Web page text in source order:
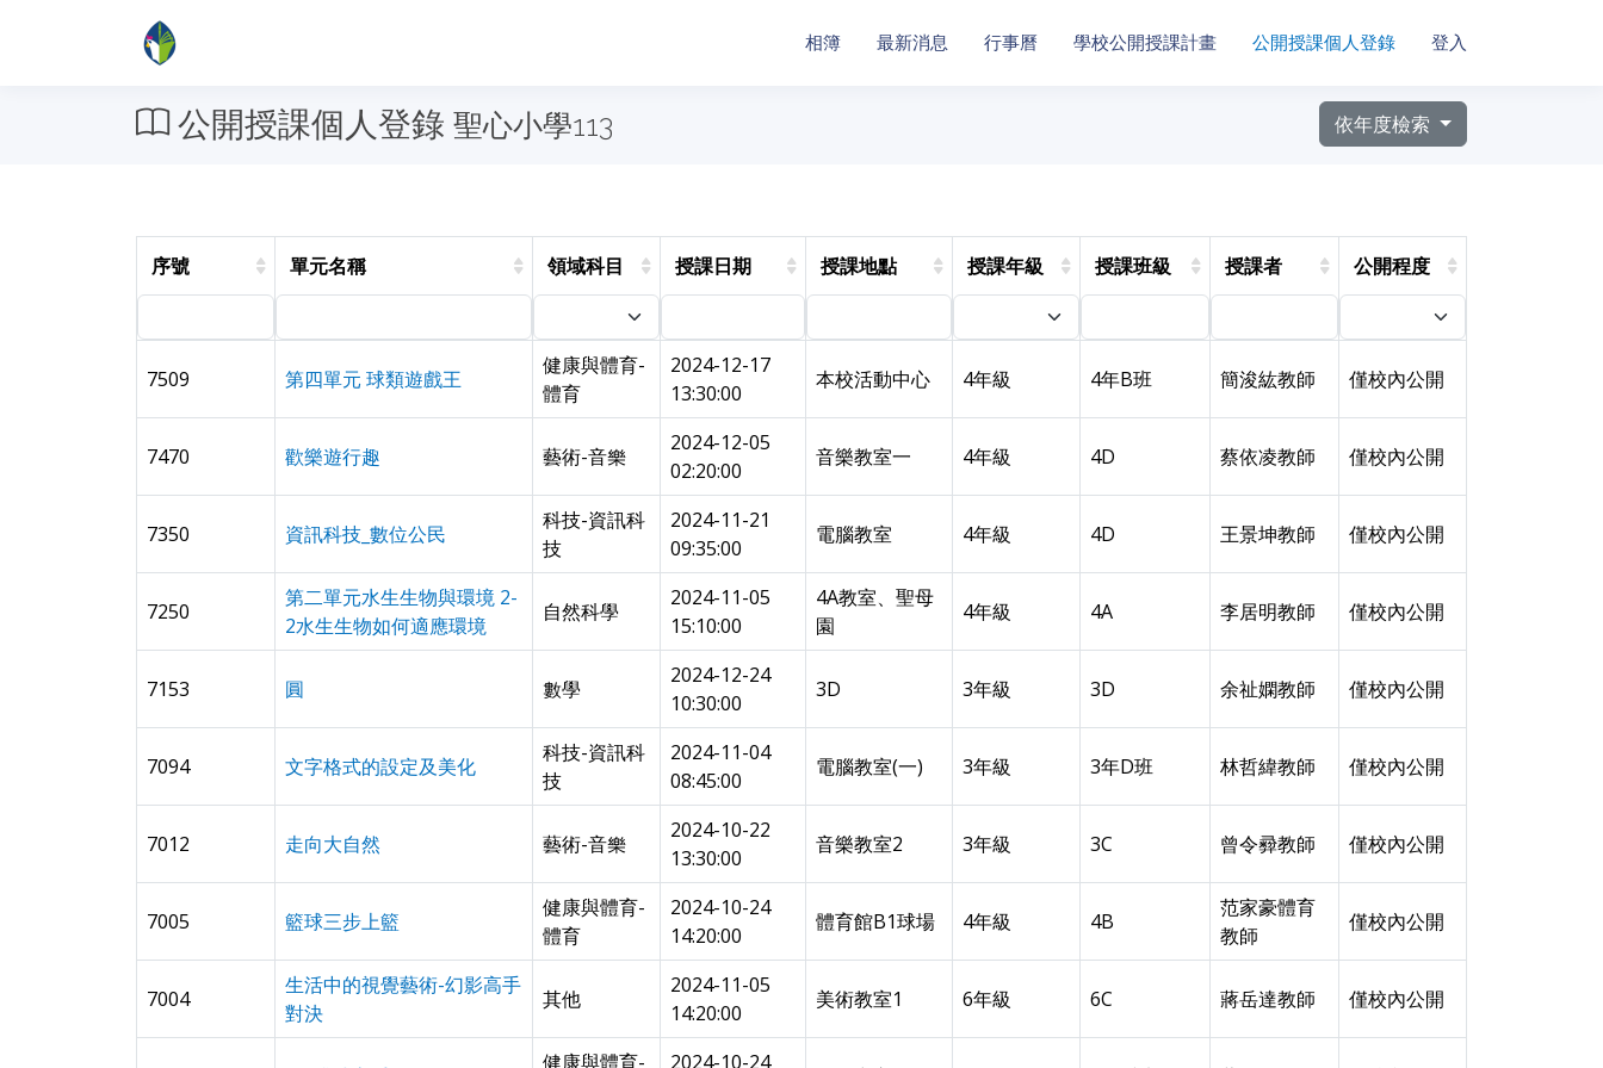
相簿 最新消息 行事曆 學校公開授課計畫 公開授課個人登錄 登入
公開授課個人登錄 聖心小學113 依年度檢索
序號 單元名稱 領域科目 授課日期 授課地點 授課年級 授課班級 授課者 公開程度
7509 第四單元 球類遊戲王
健康與體育-
體育
2024-12-17
13:30:00
本校活動中心 4年級 4年B班 簡浚紘教師 僅校內公開
7470 歡樂遊行趣 藝術-音樂
2024-12-05
02:20:00
音樂教室一 4年級 4D 蔡依凌教師 僅校內公開
7350 資訊科技_數位公民
科技-資訊科
技
2024-11-21
09:35:00
電腦教室 4年級 4D 王景坤教師 僅校內公開
7250
第二單元水生生物與環境 2-
2水生生物如何適應環境
自然科學
2024-11-05
15:10:00
4A教室、聖母
園
4年級 4A 李居明教師 僅校內公開
7153 圓 數學
2024-12-24
10:30:00
3D 3年級 3D 余祉嫻教師 僅校內公開
7094 文字格式的設定及美化
科技-資訊科
技
2024-11-04
08:45:00
電腦教室(一) 3年級 3年D班 林哲緯教師 僅校內公開
7012 走向大自然 藝術-音樂
2024-10-22
13:30:00
音樂教室2 3年級 3C 曾令彛教師 僅校內公開
7005 籃球三步上籃
健康與體育-
體育
2024-10-24
14:20:00
體育館B1球場 4年級 4B
范家豪體育
教師
僅校內公開
7004
生活中的視覺藝術-幻影高手
對決
其他
2024-11-05
14:20:00
美術教室1 6年級 6C 蔣岳達教師 僅校內公開
健康與體育- 2024-10-24